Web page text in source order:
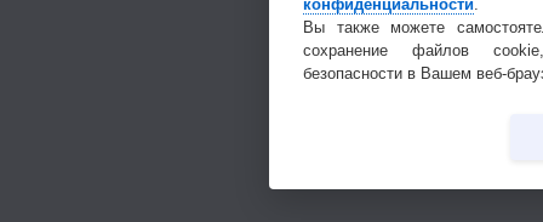
конфиденциальности
Вы также можете
сохранение файлов
безопасности в Вашем веб-